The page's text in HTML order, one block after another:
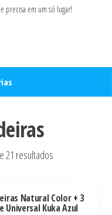
precisa em um só lugar!
21 resultados
Natural Color + 3
Universal Kuka Azul